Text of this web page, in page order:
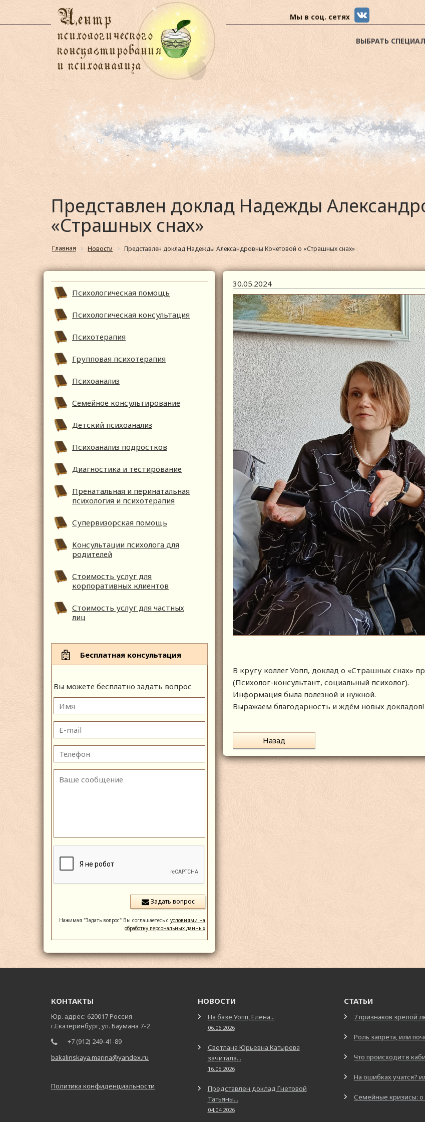
Мы в соц. сетях
ВЫБРАТЬ
Представлен доклад Надежды
«Страшных снах»
Главная Новости Представлен доклад Надежды Александровны Кочетовой о «Страшных снах»
Психологическая помощь
Психологическая консультация
Психотерапия
Групповая психотерапия
Психоанализ
Семейное консультирование
Детский психоанализ
Психоанализ подростков
Диагностика и тестирование
Пренатальная и перинатальная
психология и психотерапия
Супервизорская помощь
Консультации психолога для
родителей
Стоимость услуг для
корпоративных клиентов
Стоимость услуг для частных
лиц
Бесплатная консультация
Вы можете бесплатно задать вопрос
Нажимая "Задать вопрос" Вы соглашаетесь сусловиями на
обработку персональных данных
30.05.2024
В кругу коллег Уопп, доклад о «Страшных снах»
(Психолог-консультант, социальный психолог).
Информация была полезной и нужной.
Выражаем благодарность и ждём новых докладов!
Назад
КОНТАКТЫ
Юр. адрес: 620017 Россия
г.Екатеринбург, ул. Баумана 7-2
+7 (912) 249-41-89
bakalinskaya.marina@yandex.ru
Политика конфиденциальности
НОВОСТИ
На базе Уопп, Елена...
06.06.2026
Светлана Юрьевна Катырева
зачитала...
16.05.2026
Представлен доклад Гнетовой
Татьяны...
04.04.2026
СТАТЬИ
7 признаков зрелой
Роль запрета, или
Что происходит в
На ошибках учатся?
Семейные кризисы: о